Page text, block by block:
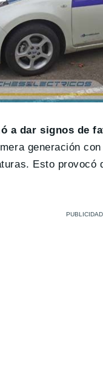
a dar signos de
generación
Esto